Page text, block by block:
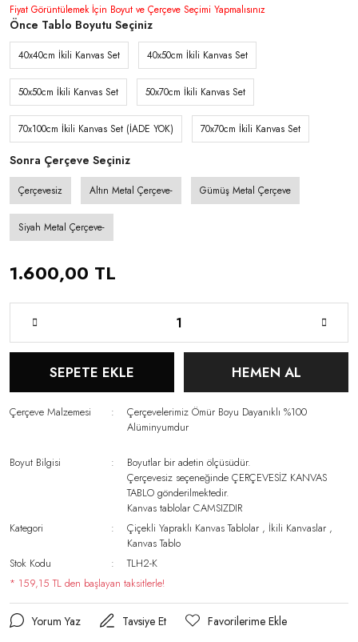
Fiyat Görüntülemek İçin Boyut ve Çerçeve Seçimi Yapmalısınız
Önce Tablo Boyutu Seçiniz
40x40cm İkili Kanvas Set 40x50cm İkili Kanvas Set
50x50cm İkili Kanvas Set 50x70cm İkili Kanvas Set
70x100cm İkili Kanvas Set (İADE YOK) 70x70cm İkili Kanvas Set
Sonra Çerçeve Seçiniz
Çerçevesiz Altın Metal Çerçeve- Gümüş Metal Çerçeve
Siyah Metal Çerçeve-
1.600,00 TL
SEPETE EKLE HEMEN AL
Çerçeve Malzemesi
Çerçevelerimiz Ömür Boyu Dayanıklı %100
Alüminyumdur
Boyut Bilgisi
Boyutlar bir adetin ölçüsüdür.
Çerçevesiz seçeneğinde ÇERÇEVESİZ KANVAS
TABLO gönderilmektedir.
Kanvas tablolar CAMSIZDIR
Kategori
Çiçekli Yapraklı Kanvas Tablolar , İkili Kanvaslar ,
Kanvas Tablo
Stok Kodu
TLH2-K
* 159,15 TL den başlayan taksitlerle!
Yorum Yaz Tavsiye Et